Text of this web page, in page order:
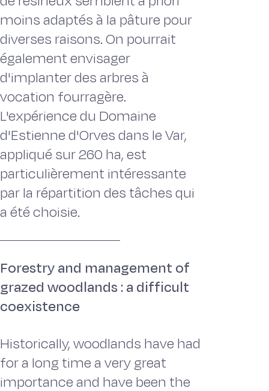
moins adaptés à la pâture pour
diverses raisons. On pour­rait
également envisager
d'implanter des arbres à
vocation fourragère.
L'expérience du Domaine
d'Estienne d'Orves dans le Var,
appliqué sur 260 ha, est
particulièrement intéressante
par la répartition des tâches qui
a été choisie.
Forestry and management of
grazed woodlands : a difficult
coexistence
Historically, woodlands have had
for a long time a very great
importance and have been the